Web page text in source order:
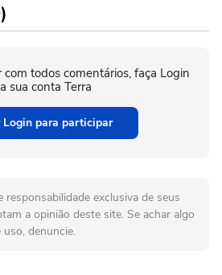
todos comentários, faça Login
sua conta Terra
Login para participar
exclusiva de seus
a opinião deste site. Se achar algo
denuncie.